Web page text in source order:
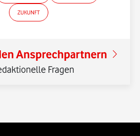
ZUKUNFT
Ansprechpartnern
Fragen